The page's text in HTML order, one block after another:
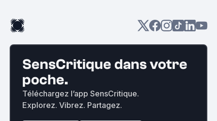
SensCritique dans votre
poche.
Téléchargez l’app SensCritique.
Explorez. Vibrez. Partagez.